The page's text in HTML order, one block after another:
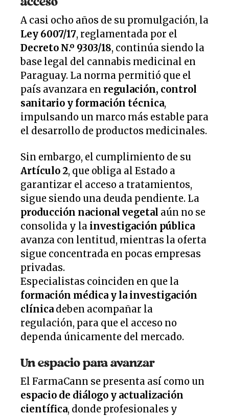
A casi ocho años de su promulgación, la
Ley 6007/17, reglamentada por el
Decreto N.º 9303/18, continúa siendo la
base legal del cannabis medicinal en
Paraguay. La norma permitió que el
país avanzara en regulación, control
sanitario y formación técnica,
impulsando un marco más estable para
el desarrollo de productos medicinales.
Sin embargo, el cumplimiento de su
Artículo 2, que obliga al Estado a
garantizar el acceso a tratamientos,
sigue siendo una deuda pendiente. La
producción nacional vegetal aún no se
consolida y la investigación pública
avanza con lentitud, mientras la oferta
sigue concentrada en pocas empresas
privadas.
Especialistas coinciden en que la
formación médica y la investigación
clínica deben acompañar la
regulación, para que el acceso no
dependa únicamente del mercado.
Un espacio para avanzar
El FarmaCann se presenta así como un
espacio de diálogo y actualización
científica, donde profesionales y